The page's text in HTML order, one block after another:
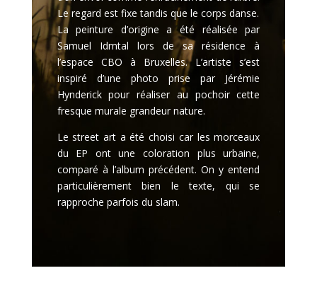
Le regard est fixe tandis que le corps danse.
La peinture d’origine a été réalisée par
Samuel Idmtal lors de sa résidence à
l’espace CBO à Bruxelles. L’artiste s’est
inspiré d’une photo prise par Jérémie
Hynderick pour réaliser au pochoir cette
fresque murale grandeur nature.
Le street art a été choisi car les morceaux
du EP ont une coloration plus urbaine,
comparé à l’album précédent. On y entend
particulièrement bien le texte, qui se
rapproche parfois du slam.